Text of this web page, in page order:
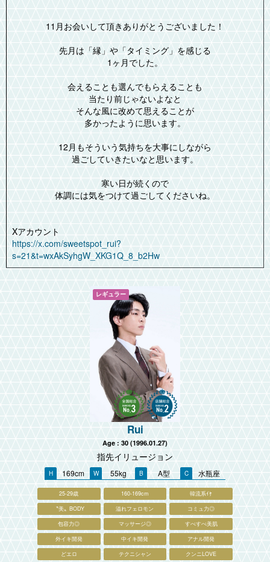
11月お会いして頂きありがとうございました！
先月は「縁」や「タイミング」を感じる
1ヶ月でした。
会えることも選んでもらえることも
当たり前じゃないよなと
そんな風に改めて思えることが
多かったように思います。
12月もそういう気持ちを大事にしながら
過ごしていきたいなと思います。
寒い日が続くので
体調には気をつけて過ごしてくださいね。
Xアカウント
https://x.com/sweetspot_rui?
s=21&t=wxAkSyhgW_XKG1Q_8_b2Hw
Rui
Age : 30 (1996.01.27)
指先イリュージョン
169cm 55kg A型 水瓶座
25-29歳 160-169cm
韓流系ｲｹ
〝美〟BODY
溢れフェロモン
コミュ力◎
包容力◎
マッサージ◎
すべすべ美肌
外イキ開発
中イキ開発
アナル開発
どエロ
テクニシャン
クンニLOVE